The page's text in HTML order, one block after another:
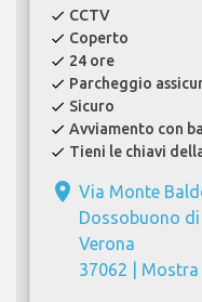
check CCTV
check Coperto
check 24 ore
check Parcheggio
check Sicuro
check Avviamento con
check Tieni le chiavi
place Via Monte
Dossobuono
Verona
37062 | Mostra